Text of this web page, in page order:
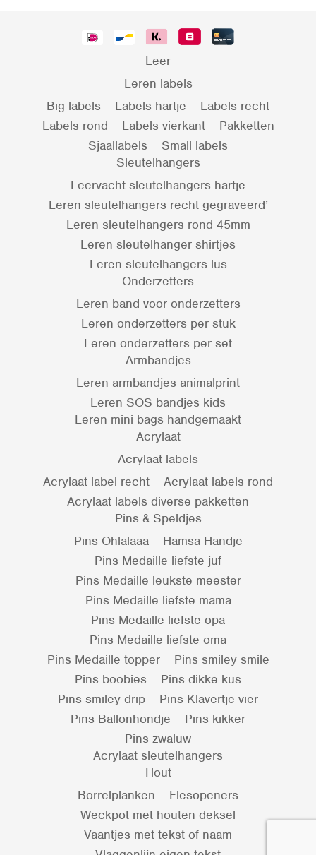
Leer
Leren labels
Big labels
Labels hartje
Labels recht
Labels rond
Labels vierkant
Pakketten
Sjaallabels
Small labels
Sleutelhangers
Leervacht sleutelhangers hartje
Leren sleutelhangers recht gegraveerd’
Leren sleutelhangers rond 45mm
Leren sleutelhanger shirtjes
Leren sleutelhangers lus
Onderzetters
Leren band voor onderzetters
Leren onderzetters per stuk
Leren onderzetters per set
Armbandjes
Leren armbandjes animalprint
Leren SOS bandjes kids
Leren mini bags handgemaakt
Acrylaat
Acrylaat labels
Acrylaat label recht
Acrylaat labels rond
Acrylaat labels diverse pakketten
Pins & Speldjes
Pins Ohlalaaa
Hamsa Handje
Pins Medaille liefste juf
Pins Medaille leukste meester
Pins Medaille liefste mama
Pins Medaille liefste opa
Pins Medaille liefste oma
Pins Medaille topper
Pins smiley smile
Pins boobies
Pins dikke kus
Pins smiley drip
Pins Klavertje vier
Pins Ballonhondje
Pins kikker
Pins zwaluw
Acrylaat sleutelhangers
Hout
Borrelplanken
Flesopeners
Weckpot met houten deksel
Vaantjes met tekst of naam